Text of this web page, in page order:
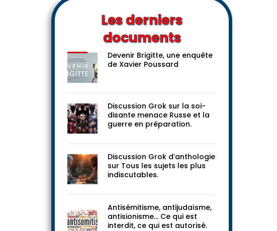
Les derniers
documents
Devenir Brigitte, une enquête
de Xavier Poussard
Discussion Grok sur la soi-
disante menace Russe et la
guerre en préparation.
Discussion Grok d’anthologie
sur Tous les sujets les plus
indiscutables.
Antisémitisme, antijudaïsme,
antisionisme… Ce qui est
interdit, ce qui est autorisé.